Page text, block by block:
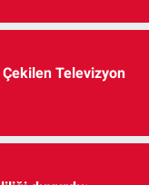
Televizyon